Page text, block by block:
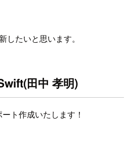
したいと思います。
田中 孝明)
ト作成いたします！